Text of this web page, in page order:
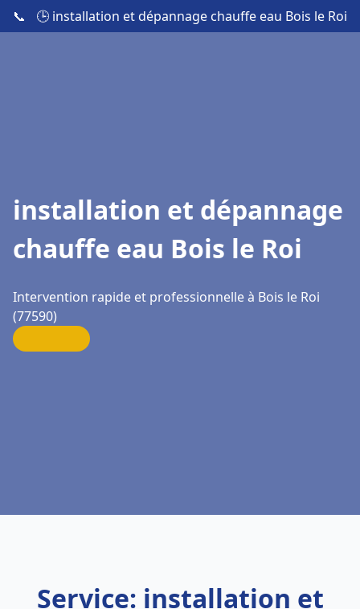
📞 🕒 installation et dépannage chauffe eau Bois le Roi
installation et dépannage
chauffe eau Bois le Roi
Intervention rapide et professionnelle à Bois le Roi
(77590)
Service: installation et